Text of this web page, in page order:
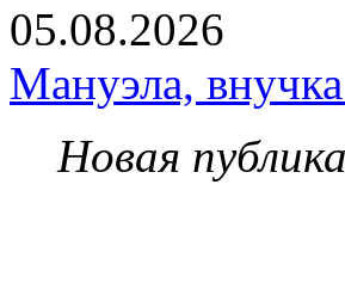
05.08.2026
Мануэла,
Новая